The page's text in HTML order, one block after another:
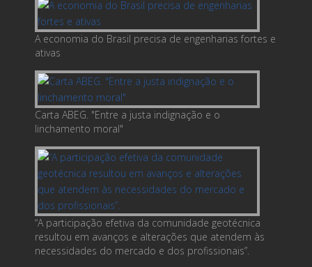
A economia do Brasil precisa de engenharias fortes e
ativas
Carta ABEG. "Entre a justa indignação e o
linchamento moral"
“A participação efetiva da comunidade geotécnica
resultou em avanços e alterações que atendem às
necessidades do mercado e dos profissionais”.